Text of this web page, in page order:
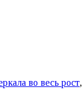
во весь рост,